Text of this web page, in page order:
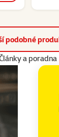
podobné
a poradna